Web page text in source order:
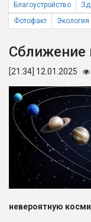
Благоустройство
Фотофакт
Экология
Сближение
[21:34] 12.01.2025
невероятную